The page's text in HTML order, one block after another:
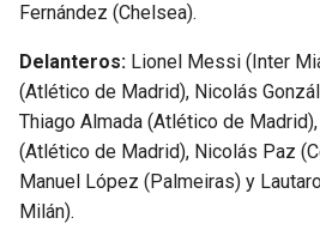
Fernández (Chelsea).
Delanteros: Lionel Messi (Inter
(Atlético de Madrid), Nicolás
Thiago Almada (Atlético de
(Atlético de Madrid), Nicolás Paz
Manuel López (Palmeiras) y
Milán).